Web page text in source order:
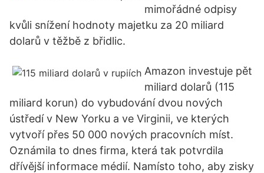
mimořádné odpisy
kvůli snížení hodnoty majetku za 20 miliard
dolarů v těžbě z břidlic.
Amazon investuje pět
miliard dolarů (115
miliard korun) do vybudování dvou nových
ústředí v New Yorku a ve Virginii, ve kterých
vytvoří přes 50 000 nových pracovních míst.
Oznámila to dnes firma, která tak potvrdila
dřívější informace médií. Namísto toho, aby zisky